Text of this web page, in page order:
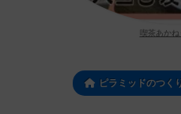
喫茶あか
ピラミッドのつく